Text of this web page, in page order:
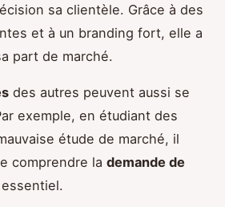
sa clientèle. Grâce à des
et à un branding fort, elle a
part de marché.
des autres peuvent aussi se
exemple, en étudiant des
étude de marché, il
comprendre la demande de